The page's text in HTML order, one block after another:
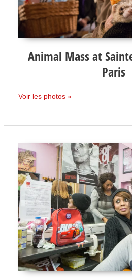
Animal Mass at
Paris
Paris
Voir les photos »
Les
coiffeurs
sans-
papiers
occupent
le
salon